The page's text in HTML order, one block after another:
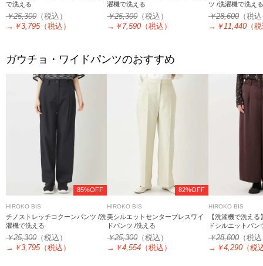
で洗える
￥25,300 （税込）
→ ￥3,795（税込）
濯機で洗える
￥25,300（税込）
→ ￥7,590 （税込）
ツ /洗濯機で洗える
￥28,600（税
→ ￥11,440（
ガウチョ・ワイドパンツのおすすめ
85%OFF
HIROKO BIS
チノストレッチコクーンパンツ /洗
濯機で洗える
￥25,300 （税込）
→ ￥3,795（税込）
82%OFF
HIROKO BIS
美シルエットセンタープレスワイ
ドパンツ /洗える
￥25,300（税込）
→ ￥4,554 （税込）
HIROKO BIS
【洗濯機で洗え
ドシルエットパン
￥28,600（税
→ ￥4,290（税